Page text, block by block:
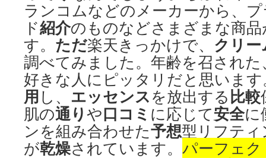
ランコムなどのメーカーから、
ド紹介のものなどさまざまな商
す。 ただ楽天きっかけで、 クリ
調べてみました。年齢を召され
好きな人にピッタリだと思いま
用し、 エッセンスを放出する比較
肌の通りや口コミ に応じて安全に
ンを組み合わせた予想型リフテ
が乾燥されています。 パーフェ